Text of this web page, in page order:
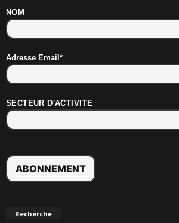
NOM
Adresse Email*
SECTEUR D'ACTIVITE
Recherche